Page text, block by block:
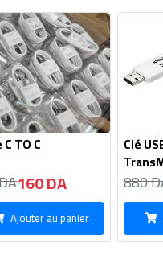
TO C
160 DA
Ajouter au panier
Clé
880